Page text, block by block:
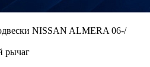
NISSAN ALMERA 06-/
рычаг